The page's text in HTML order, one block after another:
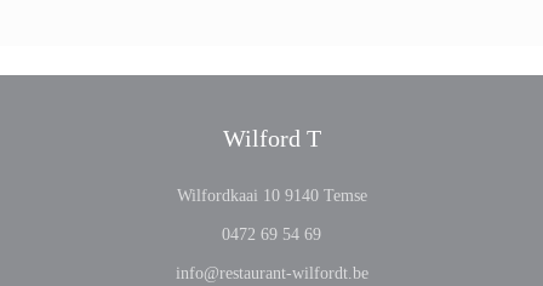
Wilford T
Wilfordkaai 10 9140 Temse((apre una nuova
0472 69 54 69
info@restaurant-wilfordt.be